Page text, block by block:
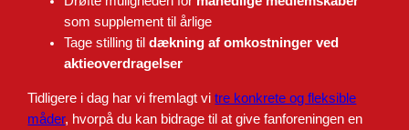
som supplement til årlige
Tage stilling tildækning af omkostninger ved
aktieoverdragelser
Tidligere i dag har vi fremlagt vitre konkrete og fleksible
måder, hvorpå du kan bidrage til at give fanforeningen en